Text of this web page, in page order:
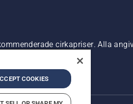
cirkapriser. Alla
COOKIES